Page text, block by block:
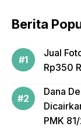
o
k
Berita
Jual
Rp350
Dana
PMK